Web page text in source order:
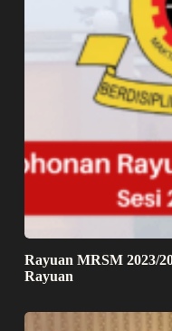
Rayuan MRSM 2023/
Rayuan